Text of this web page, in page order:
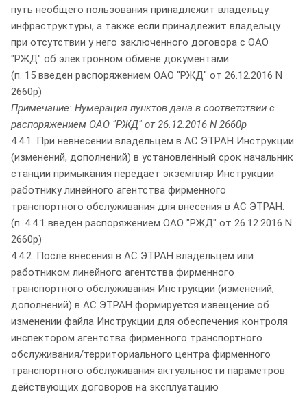
путь необщего пользования принадлежит владельцу
инфраструктуры, а также если принадлежит владельцу
при отсутствии у него заключенного договора с ОАО
"РЖД" об электронном обмене документами.
(п. 15 введен распоряжением ОАО "РЖД" от 26.12.2016 N
2660р)
Примечание: Нумерация пунктов дана в соответствии с
распоряжением ОАО "РЖД" от 26.12.2016 N 2660р
4.4.1. При невнесении владельцем в АС ЭТРАН Инструкции
(изменений, дополнений) в установленный срок начальник
станции примыкания передает экземпляр Инструкции
работнику линейного агентства фирменного
транспортного обслуживания для внесения в АС ЭТРАН.
(п. 4.4.1 введен распоряжением ОАО "РЖД" от 26.12.2016 N
2660р)
4.4.2. После внесения в АС ЭТРАН владельцем или
работником линейного агентства фирменного
транспортного обслуживания Инструкции (изменений,
дополнений) в АС ЭТРАН формируется извещение об
изменении файла Инструкции для обеспечения контроля
инспектором агентства фирменного транспортного
обслуживания/территориального центра фирменного
транспортного обслуживания актуальности параметров
действующих договоров на эксплуатацию